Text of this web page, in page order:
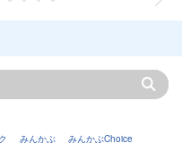
みんかぶ みんかぶChoice